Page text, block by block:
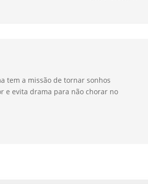
tem a missão de tornar sonhos
e evita drama para não chorar no